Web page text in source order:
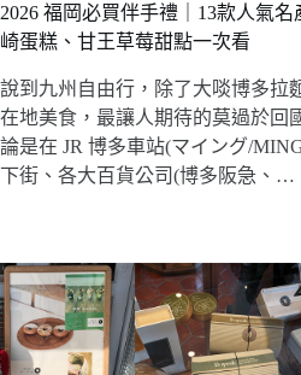
2026 福岡必買伴手禮｜13款人氣
崎蛋糕、甘王草莓甜點一次看
說到九州自由行，除了大啖博多拉
在地美食，最讓人期待的莫過於回
論是在 JR 博多車站(マイング/
下街、各大百貨公司(博多阪急、…